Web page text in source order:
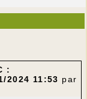
:
2024 11:53 par